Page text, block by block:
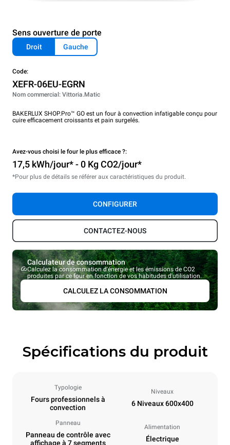
Sens ouverture de porte
Droit Gauche
Code:
XEFR-06EU-EGRN
Nom commercial: Vittoria.Matic
BAKERLUX SHOP.Pro™ GO est un four à convection infatigable conçu pour
cuire efficacement croissants et pain surgelés.
Avez-vous choisi le four le plus efficace ?:
17,5 kWh/jour* - 0 Kg CO2/jour*
*Pour plus de détails se référer aux caractéristiques du produit.
CONFIGURER
CONTACTEZ-NOUS
Calculateur de consommation
Calculez la consommation d'énergie et les émissions de CO2
produites par ce four en fonction de vos habitudes d'utilisation.
CALCULEZ LA CONSOMMATION
Spécifications du produit
Typologie
Fours professionnels à
convection
Niveaux
6 Niveaux 600x400
Panneau
Panneau de contrôle avec
affichage à 7 segments
Alimentation
Électrique